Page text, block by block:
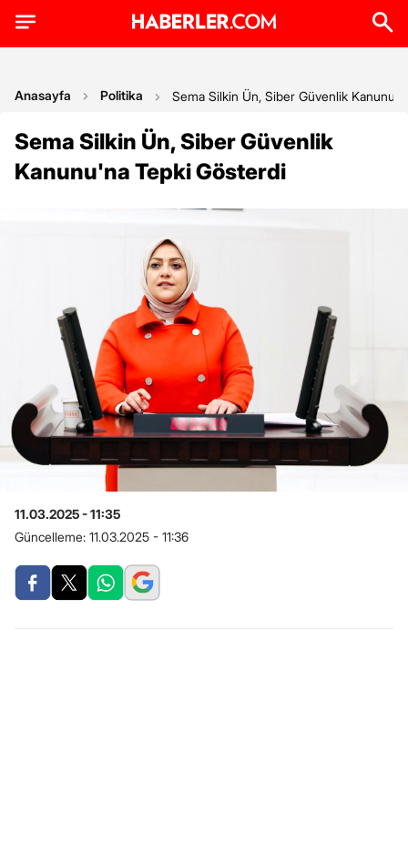
Anasayfa Politika Sema Silkin Ün, Siber Güvenlik
Sema Silkin Ün, Siber Güvenlik
Kanunu'na Tepki Gösterdi
11.03.2025 - 11:35
Güncelleme: 11.03.2025 - 11:36